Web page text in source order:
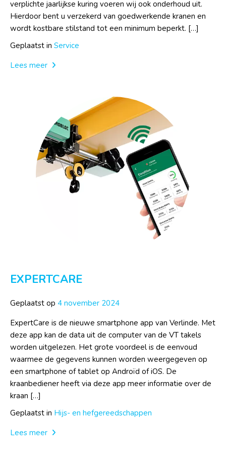
verplichte jaarlijkse kuring voeren wij ook onderhoud uit.
Hierdoor bent u verzekerd van goedwerkende kranen en
wordt kostbare stilstand tot een minimum beperkt. […]
Geplaatst in Service
Lees meer
EXPERTCARE
Geplaatst op 4 november 2024
ExpertCare is de nieuwe smartphone app van Verlinde. Met
deze app kan de data uit de computer van de VT takels
worden uitgelezen. Het grote voordeel is de eenvoud
waarmee de gegevens kunnen worden weergegeven op
een smartphone of tablet op Androïd of iOS. De
kraanbediener heeft via deze app meer informatie over de
kraan […]
Geplaatst in Hijs- en hefgereedschappen
Lees meer